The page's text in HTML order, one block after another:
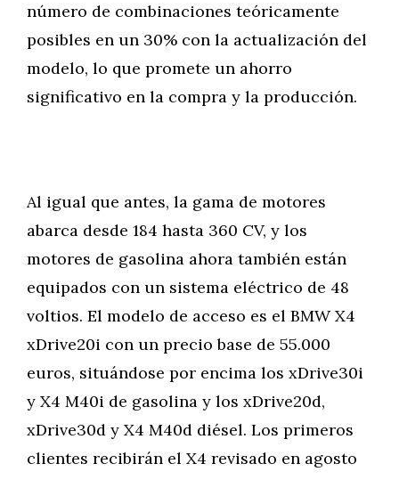
número de combinaciones teóricamente
posibles en un 30% con la actualización del
modelo, lo que promete un ahorro
significativo en la compra y la producción.
Al igual que antes, la gama de motores
abarca desde 184 hasta 360 CV, y los
motores de gasolina ahora también están
equipados con un sistema eléctrico de 48
voltios. El modelo de acceso es el BMW X4
xDrive20i con un precio base de 55.000
euros, situándose por encima los xDrive30i
y X4 M40i de gasolina y los xDrive20d,
xDrive30d y X4 M40d diésel. Los primeros
clientes recibirán el X4 revisado en agosto